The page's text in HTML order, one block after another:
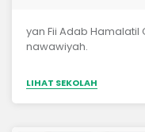
yan Fii Adab Hamalatil
nawawiyah.
LIHAT SEKOLAH